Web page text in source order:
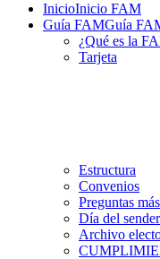
InicioInicio FAM
Guía FAMGuía
¿Qué es la
Tarjeta
Estructura
Convenios
Preguntas
Día del
Archivo